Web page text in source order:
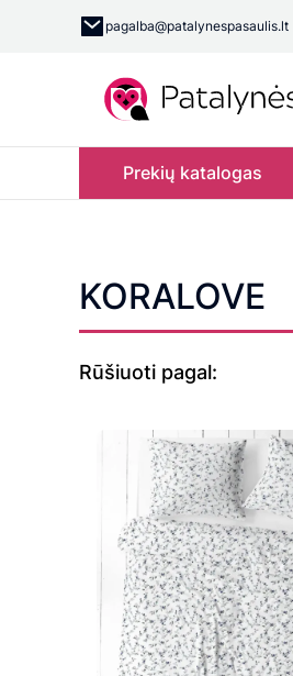
pagalba@patalynespasaulis.lt
Prekių katalogas
KORALOVE
Rūšiuoti pagal: